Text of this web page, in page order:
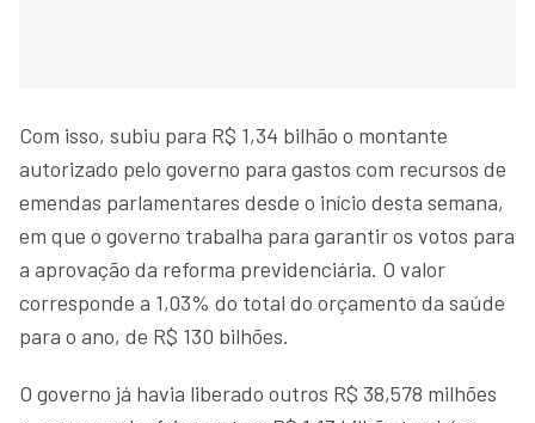
Com isso, subiu para R$ 1,34 bilhão o montante
autorizado pelo governo para gastos com recursos de
emendas parlamentares desde o início desta semana,
em que o governo trabalha para garantir os votos para
a aprovação da reforma previdenciária. O valor
corresponde a 1,03% do total do orçamento da saúde
para o ano, de R$ 130 bilhões.
O governo já havia liberado outros R$ 38,578 milhões